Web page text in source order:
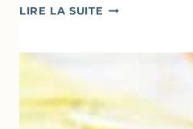
LIRE LA SUITE GLACE